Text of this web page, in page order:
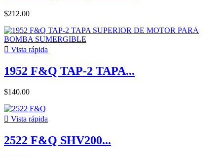
$212.00
 Vista rápida
1952 F&Q TAP-2 TAPA...
$140.00
 Vista rápida
2522 F&Q SHV200...